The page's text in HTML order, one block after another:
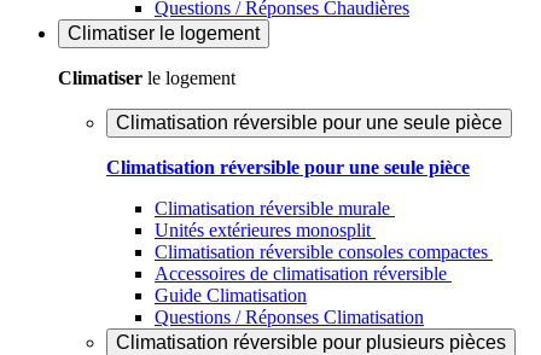
Questions / Réponses Chaudières
Climatiser le logement
Climatiser le logement
Climatisation réversible pour une seule pièce
Climatisation réversible pour une seule pièce
Climatisation réversible murale
Unités extérieures monosplit
Climatisation réversible consoles compactes
Accessoires de climatisation réversible
Guide Climatisation
Questions / Réponses Climatisation
Climatisation réversible pour plusieurs pièces